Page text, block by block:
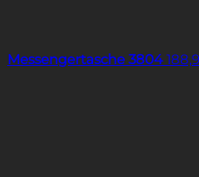
Messengertasche 3804